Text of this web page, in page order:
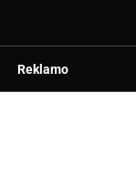
Reklamo